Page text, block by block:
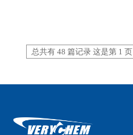
总共有 48 篇记录 这是第 1 页